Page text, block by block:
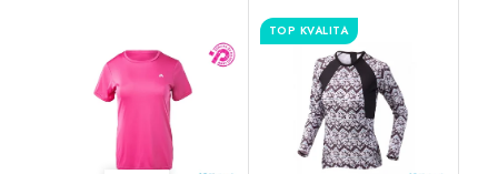
TOP KVALITA